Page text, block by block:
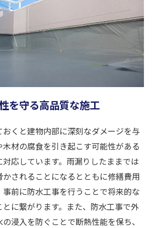
を守る高品質な施工
くと建物内部に深刻なダメージを与
材の腐食を引き起こす可能性がある
応しています。雨漏りしたままでは
されることになるとともに修繕費用
前に防水工事を行うことで将来的な
とに繋がります。また、防水工事で外
浸入を防ぐことで断熱性能を保ち、